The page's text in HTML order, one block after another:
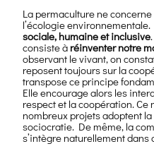
La permaculture ne
l’écologie
sociale, humaine et inclusive
consiste à réinventer notre
observant le vivant, on
reposent toujours sur la
transpose ce principe
Elle encourage alors les
respect et la coopération. Ce
nombreux projets adoptent
sociocratie. De même, la
s’intègre naturellement dans